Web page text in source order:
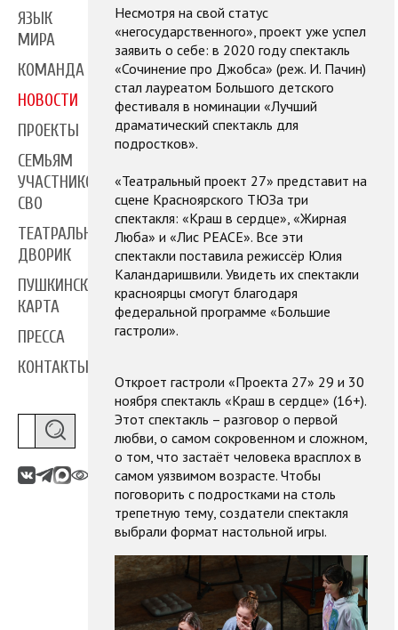
ЯЗЫК
МИРА
КОМАНДА
НОВОСТИ
ПРОЕКТЫ
СЕМЬЯМ
УЧАСТНИКОВ
СВО
ТЕАТРАЛЬНЫЙ
ДВОРИК
ПУШКИНСКАЯ
КАРТА
ПРЕССА
КОНТАКТЫ
Несмотря на свой статус
«негосударственного», проект уже успел
заявить о себе: в 2020 году спектакль
«Сочинение про Джобса» (реж. И. Пачин)
стал лауреатом Большого детского
фестиваля в номинации «Лучший
драматический спектакль для
подростков».
«Театральный проект 27» представит на
сцене Красноярского ТЮЗа три
спектакля: «Краш в сердце», «Жирная
Люба» и «Лис PEACE». Все эти
спектакли поставила режиссёр Юлия
Каландаришвили. Увидеть их спектакли
красноярцы смогут благодаря
федеральной программе «Большие
гастроли».
Откроет гастроли «Проекта 27» 29 и 30
ноября спектакль «Краш в сердце» (16+).
Этот спектакль – разговор о первой
любви, о самом сокровенном и сложном,
о том, что застаёт человека врасплох в
самом уязвимом возрасте. Чтобы
поговорить с подростками на столь
трепетную тему, создатели спектакля
выбрали формат настольной игры.